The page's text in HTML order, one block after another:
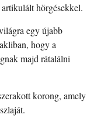
hörgésekkel.
egy újabb
hogy a
majd rátalálni
korong, amely